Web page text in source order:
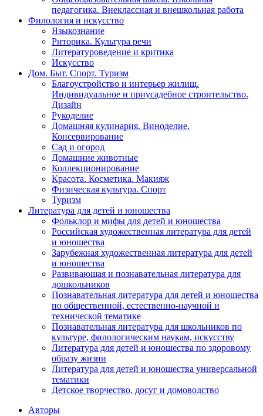
педагогика. Внеклассная и внешкольная работа
Филология и искусство
Языкознание
Риторика. Культура речи
Литературоведение и критика
Искусство
Дом. Быт. Спорт. Туризм
Благоустройство и интерьер жилищ.
Индивидуальное и приусадебное строительство.
Дизайн
Рукоделие
Домашняя кулинария. Виноделие.
Консервирование
Сад и огород
Домашние животные
Коллекционирование
Красота. Косметика. Макияж
Физическая культура. Спорт
Туризм
Литература для детей и юношества
Фольклор и мифы для детей и юношества
Российская художественная литература для детей
и юношества
Зарубежная художественная литература для детей
и юношества
Развивающая и познавательная литература для
дошкольников
Познавательная литература для детей и юношества
по общественной, естественно-научной и
технической тематике
Познавательная литература для школьников по
культуре, филологическим наукам, искусству
Литература для детей и юношества по здоровому
образу жизни
Литература для детей и юношества универсальной
тематики
Детское творчество, досуг и домоводство
Авторы